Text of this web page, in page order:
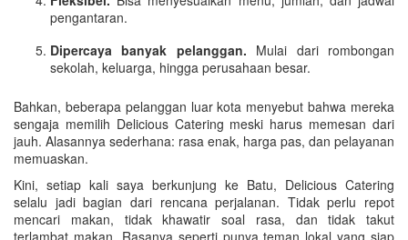
pengantaran.
Dipercaya banyak pelanggan. Mulai dari rombongan
sekolah, keluarga, hingga perusahaan besar.
Bahkan, beberapa pelanggan luar kota menyebut bahwa mereka
sengaja memilih Delicious Catering meski harus memesan dari
jauh. Alasannya sederhana: rasa enak, harga pas, dan pelayanan
memuaskan.
Kini, setiap kali saya berkunjung ke Batu, Delicious Catering
selalu jadi bagian dari rencana perjalanan. Tidak perlu repot
mencari makan, tidak khawatir soal rasa, dan tidak takut
terlambat makan. Rasanya seperti punya teman lokal yang siap